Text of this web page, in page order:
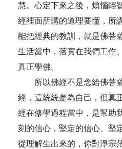
慧。心定下來之後，煩惱輕
經裡面所講的道理要懂，所
能把經典的教訓，就是佛菩
生活當中，落實在我們工作
真正學佛。
所以佛經不是念給佛菩薩
經，這統統是為自己，但真
經在修學過程當中，是幫助
刻的信心，堅定的信心、堅
從理解生出來的，你對淨宗